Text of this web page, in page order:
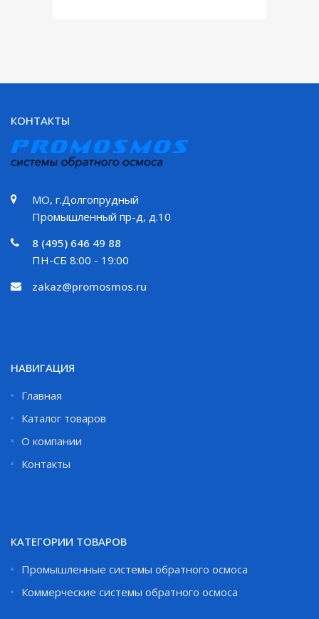
КОНТАКТЫ
МО, г.Долгопрудный
Промышленный пр-д, д.10
8 (495) 646 49 88
ПН-СБ 8:00 - 19:00
zakaz@promosmos.ru
НАВИГАЦИЯ
Главная
Каталог товаров
О компании
Контакты
КАТЕГОРИИ ТОВАРОВ
Промышленные системы обратного осмоса
Коммерческие системы обратного осмоса